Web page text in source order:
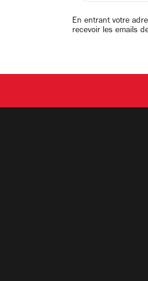
email
En entrant votre
recevoir les emails